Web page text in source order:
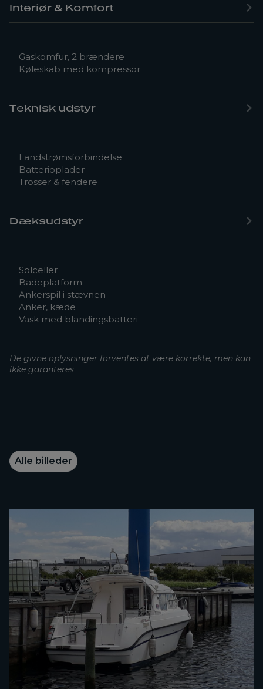
Interiør & Komfort
Gaskomfur, 2 brændere
Køleskab med kompressor
Teknisk udstyr
Landstrømsforbindelse
Batterioplader
Trosser & fendere
Dæksudstyr
Solceller
Badeplatform
Ankerspil i stævnen
Anker, kæde
Vask med blandingsbatteri
De givne oplysninger forventes at være korrekte, men kan
ikke garanteres
Alle billeder